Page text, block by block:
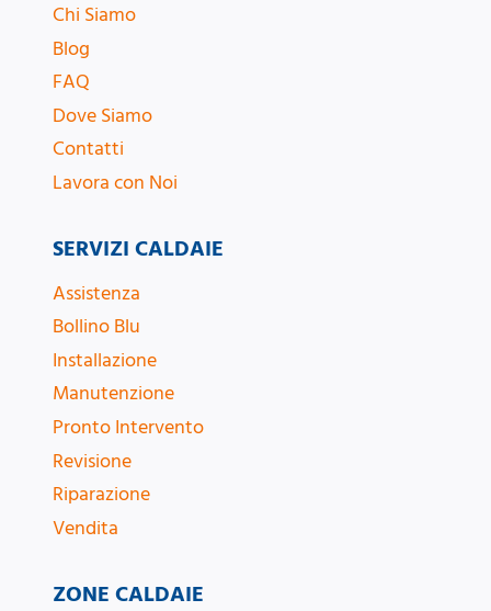
Chi Siamo
Blog
FAQ
Dove Siamo
Contatti
Lavora con Noi
SERVIZI CALDAIE
Assistenza
Bollino Blu
Installazione
Manutenzione
Pronto Intervento
Revisione
Riparazione
Vendita
ZONE CALDAIE